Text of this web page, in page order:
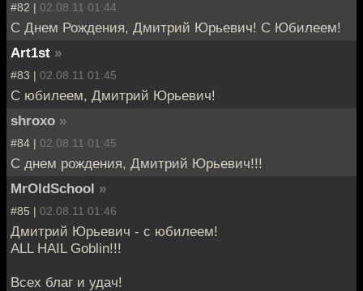
#82 | 02.08.11 01:44
С Днем Рождения, Дмитрий Юрьевич! С Юбилеем!
Art1st »
#83 | 02.08.11 01:45
С юбилеем, Дмитрий Юрьевич!
shroxo »
#84 | 02.08.11 01:45
С днем рождения, Дмитрий Юрьевич!!!
MrOldSchool »
#85 | 02.08.11 01:46
Дмитрий Юрьевич - с юбилеем!
ALL HAIL Goblin!!!
Всех благ и удач!